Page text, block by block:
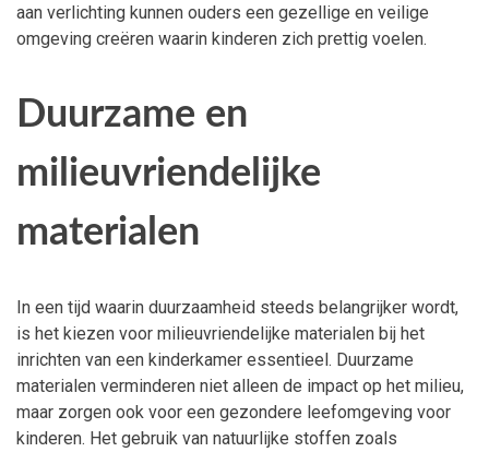
aan verlichting kunnen ouders een gezellige en veilige
omgeving creëren waarin kinderen zich prettig voelen.
Duurzame en
milieuvriendelijke
materialen
In een tijd waarin duurzaamheid steeds belangrijker wordt,
is het kiezen voor milieuvriendelijke materialen bij het
inrichten van een kinderkamer essentieel. Duurzame
materialen verminderen niet alleen de impact op het milieu,
maar zorgen ook voor een gezondere leefomgeving voor
kinderen. Het gebruik van natuurlijke stoffen zoals